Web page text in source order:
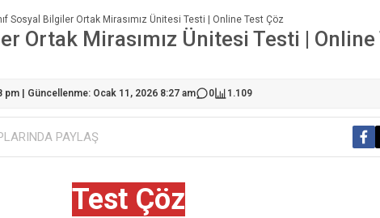
Sosyal Bilgiler Ortak Mirasımız Ünitesi Testi | Online Test Çöz
Ortak Mirasımız Ünitesi Testi |
pm | Güncellenme: Ocak 11, 2026 8:27 am 0 1.109
PAYLAŞ
Test Çöz